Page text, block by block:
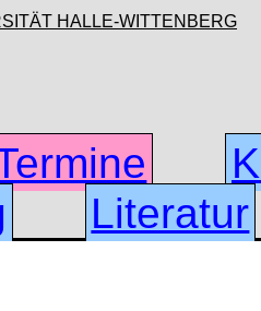
HALLE-WITTENBERG
Literatur